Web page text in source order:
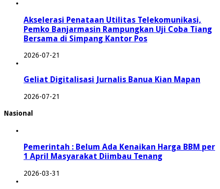
Akselerasi Penataan Utilitas Telekomunikasi,
Pemko Banjarmasin Rampungkan Uji Coba Tiang
Bersama di Simpang Kantor Pos
2026-07-21
Geliat Digitalisasi Jurnalis Banua Kian Mapan
2026-07-21
Nasional
Pemerintah : Belum Ada Kenaikan Harga BBM per
1 April Masyarakat Diimbau Tenang
2026-03-31